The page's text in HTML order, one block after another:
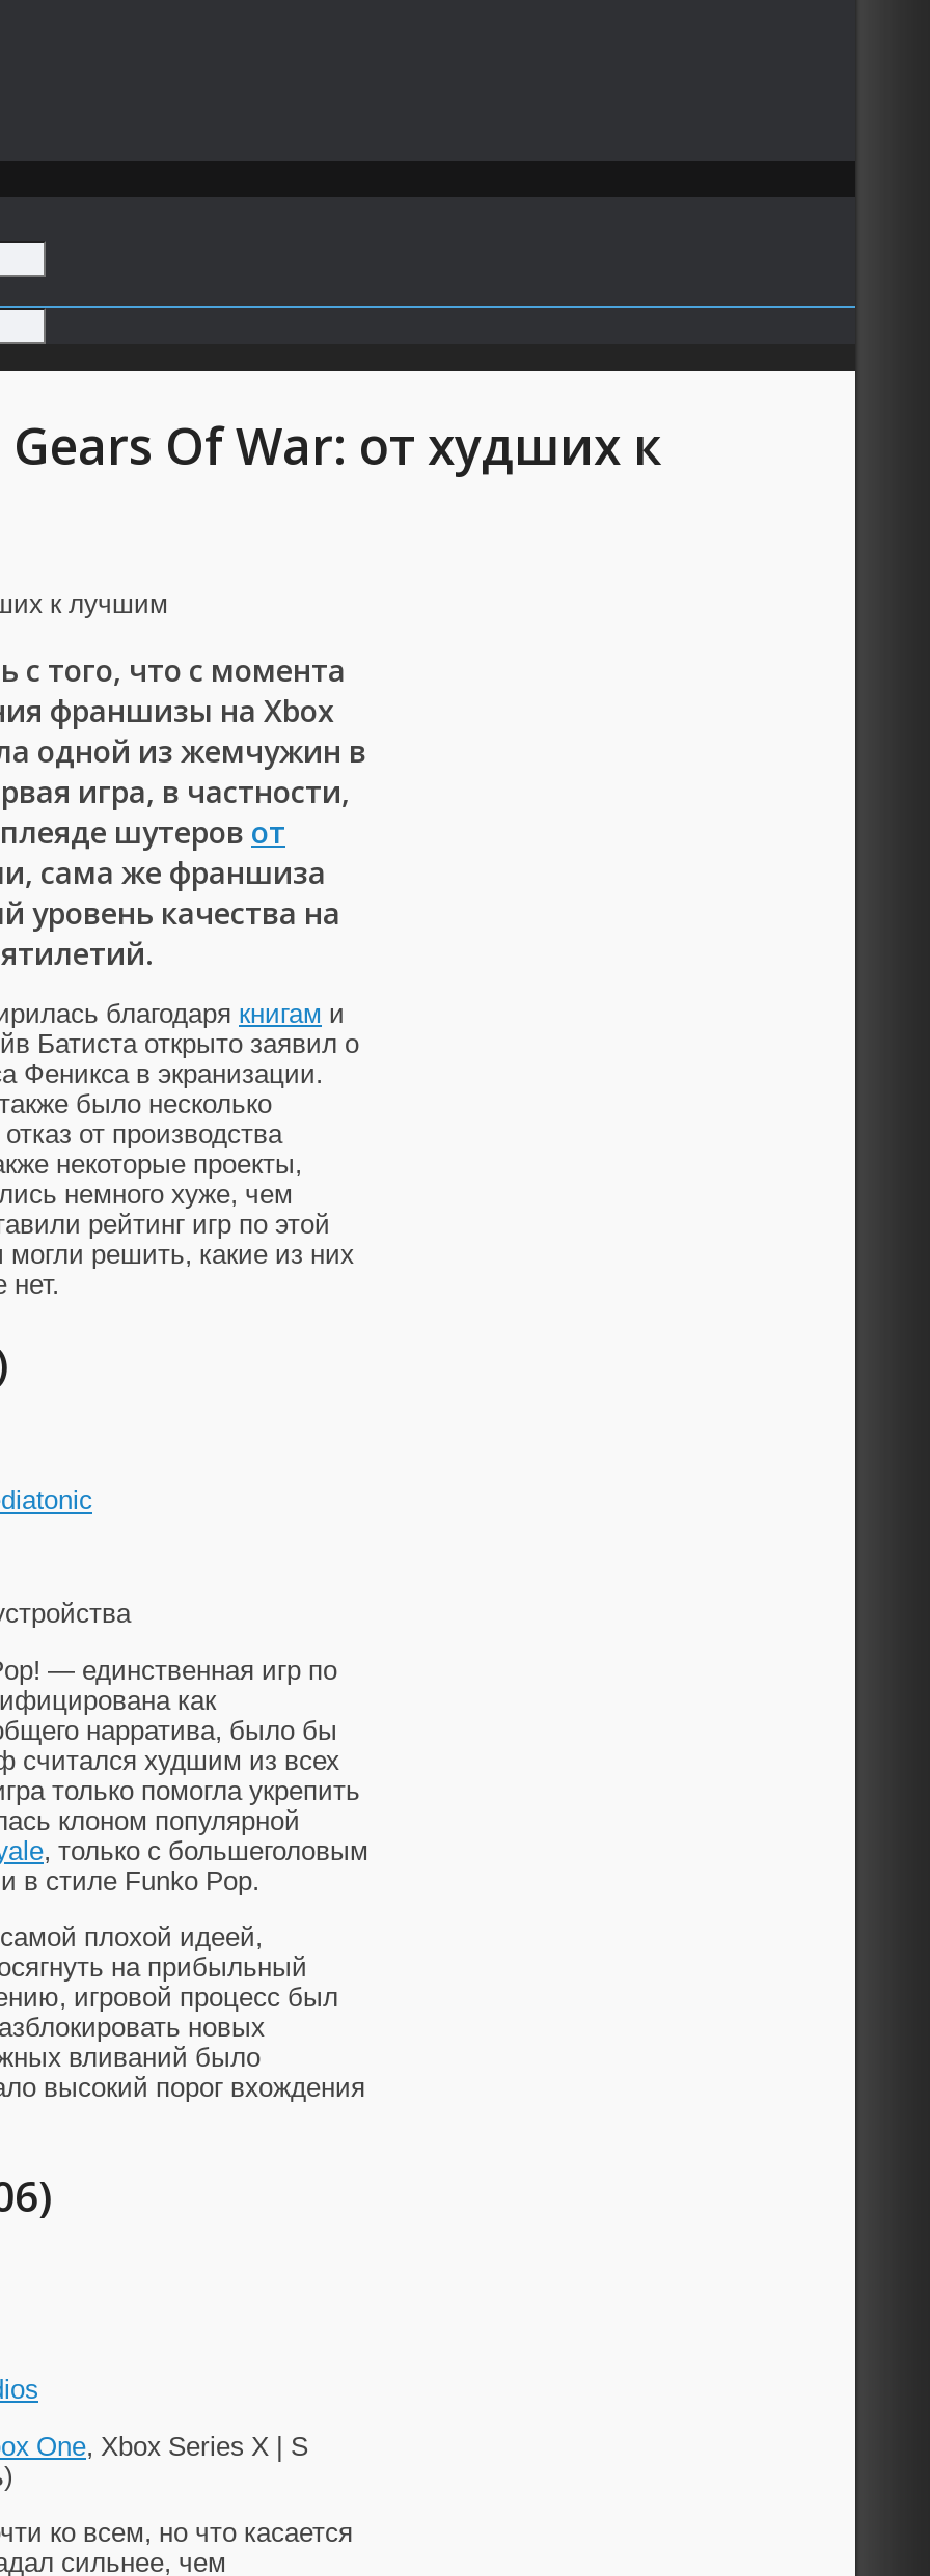
Of War: от худших к
с того, что с момента
франшизы на Xbox
одной из жемчужин в
игра, в частности,
шутеров от
сама же франшиза
уровень качества на
благодаря книгам и
Батиста открыто заявил о
Феникса в экранизации.
было несколько
от производства
некоторые проекты,
немного хуже, чем
рейтинг игр по этой
решить, какие из них
нет.
— единственная игр по
как
нарратива, было бы
считался худшим из всех
только помогла укрепить
клоном популярной
, только с большеголовым
в стиле Funko Pop.
плохой идеей,
на прибыльный
игровой процесс был
новых
вливаний было
высокий порог вхождения
One, Xbox Series X | S
ко всем, но что касается
сильнее, чем